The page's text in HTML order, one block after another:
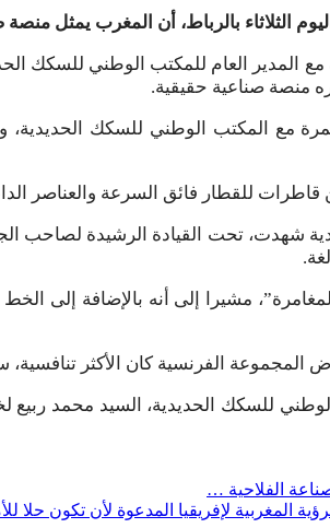
الثلاثاء بالرباط، أن المغرب يمثل
المدير العام للمكتب الوطني للسكك
منصة صناعية حقيقية.
مع المكتب الوطني للسكك
قاطرات للقطار فائق السرعة والعناصر
شهدت، تحت القيادة الرشيدة لصاحب
مشيرا إلى أنه بالإضافة إلى
المجموعة الفرنسية كان الأكثر
للسكك الحديدية، السيد محمد ربيع
الفلاحية …
لإفريقيا المدعوة لأن تكون حلا